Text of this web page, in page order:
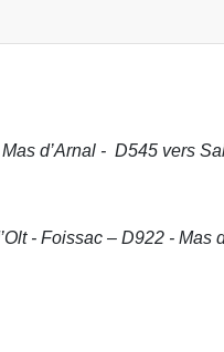
d’Arnal - D545 vers
- Foissac – D922 - Mas